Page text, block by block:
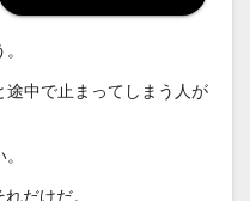
途中で止まってしまう人が
だけだ。